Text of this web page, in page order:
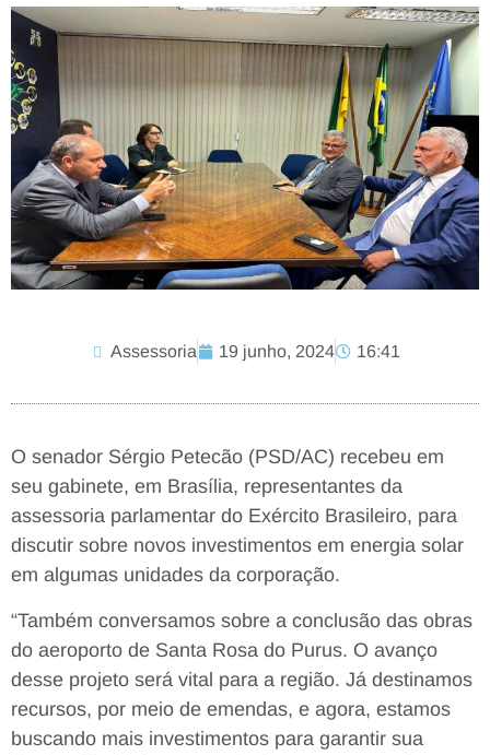
Assessoria 19 junho, 2024 16:41
O senador Sérgio Petecão (PSD/AC) recebeu em
seu gabinete, em Brasília, representantes da
assessoria parlamentar do Exército Brasileiro, para
discutir sobre novos investimentos em energia solar
em algumas unidades da corporação.
“Também conversamos sobre a conclusão das obras
do aeroporto de Santa Rosa do Purus. O avanço
desse projeto será vital para a região. Já destinamos
recursos, por meio de emendas, e agora, estamos
buscando mais investimentos para garantir sua